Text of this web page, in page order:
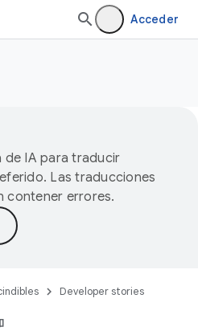
Acceder
de IA para traducir
Las traducciones
contener errores.
Developer stories